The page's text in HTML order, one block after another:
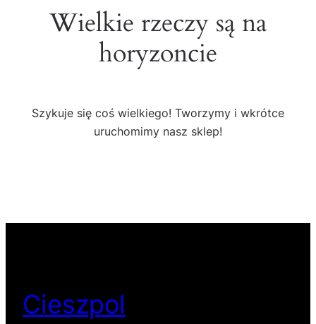
Wielkie rzeczy są na
horyzoncie
Szykuje się coś wielkiego! Tworzymy i wkrótce
uruchomimy nasz sklep!
Cieszpol